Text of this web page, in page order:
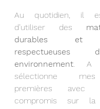
Au quotidien, il
d’utiliser des
durables et
environnement . A
sélectionne
premières avec
compromis sur la